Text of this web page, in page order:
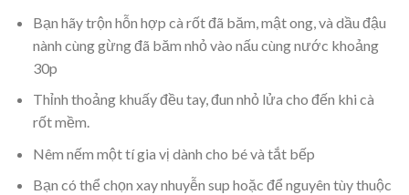
Bạn hãy trộn hỗn hợp cà rốt đã băm, mật ong, và dầu đậu
nành cùng gừng đã băm nhỏ vào nấu cùng nước khoảng
30p
Thỉnh thoảng khuấy đều tay, đun nhỏ lửa cho đến khi cà
rốt mềm.
Nêm nếm một tí gia vị dành cho bé và tắt bếp
Bạn có thể chọn xay nhuyễn sup hoặc để nguyên tùy thuộc